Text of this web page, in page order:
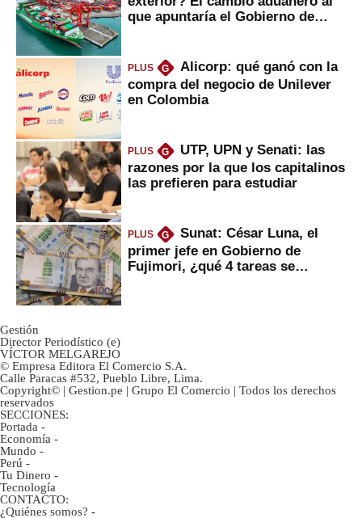
que apuntaría el Gobierno de
PLUS G
Alicorp: qué ganó con la
compra del negocio de Unilever
en Colombia
PLUS G
UTP, UPN y Senati: las
razones por la que los capitalinos
las prefieren para estudiar
PLUS G
Sunat: César Luna, el
primer jefe en Gobierno de
Fujimori, ¿qué 4 tareas se
Gestión
Director Periodístico (e)
VÍCTOR MELGAREJO
© Empresa Editora El Comercio S.A.
Calle Paracas #532, Pueblo Libre, Lima.
Copyright© | Gestion.pe | Grupo El Comercio | Todos los derechos
reservados
SECCIONES:
Portada -
Economía -
Mundo -
Perú -
Tu Dinero -
Tecnología
CONTACTO:
¿Quiénes somos? -